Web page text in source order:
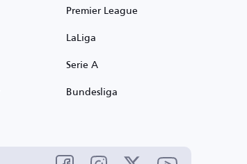
Premier League
LaLiga
Serie A
Bundesliga